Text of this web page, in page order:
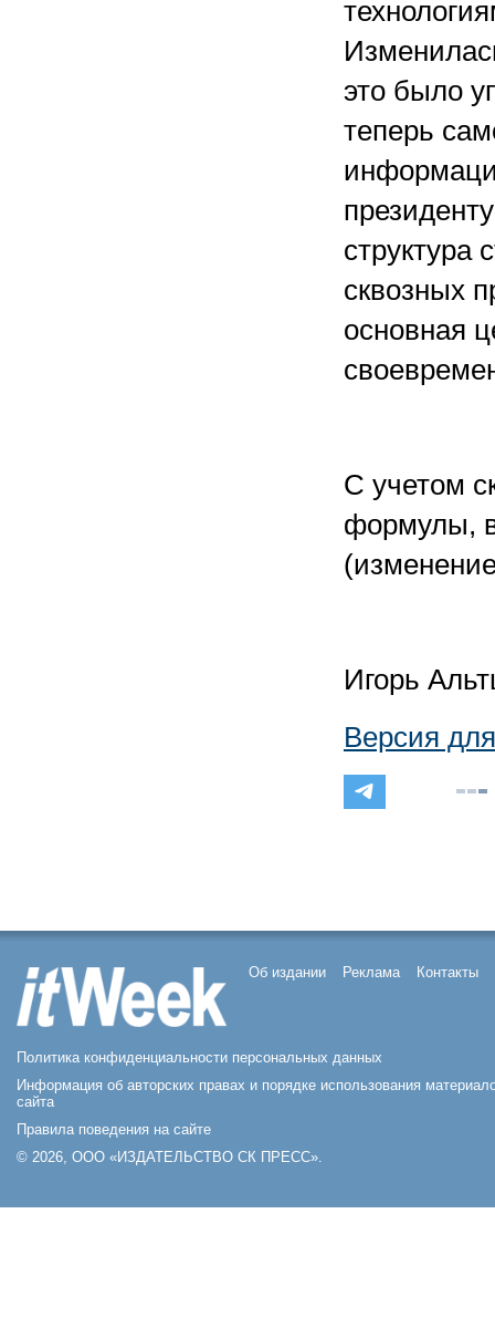
это было
теперь
структура
сквозных
основная
С учетом
формулы,
Игорь
Версия
Об издании Реклама Контакты
Политика конфиденциальности персональных данных
Информация об авторских правах и порядке использования
сайта
Правила поведения на сайте
© 2026, ООО «ИЗДАТЕЛЬСТВО СК ПРЕСС».